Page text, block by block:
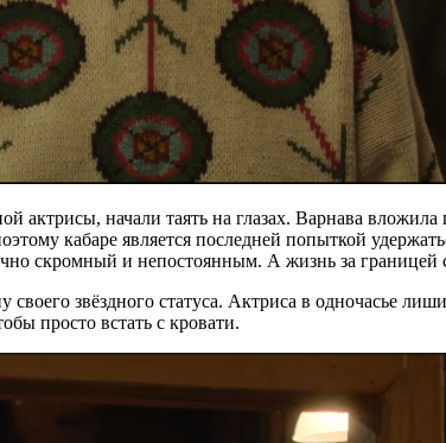
актрисы, начали таять на глазах. Варнава
кабаре является последней попыткой
скромный и непостоянным. А жизнь за границей
звёздного статуса. Актриса в одночасье
просто встать с кровати.